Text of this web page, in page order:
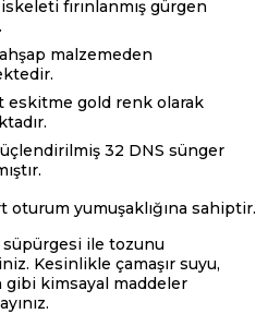
fırınlanmış gürgen
malzemeden
eskitme gold renk olarak
32 DNS sünger
oturum yumuşaklığına sahiptir.
ile tozunu
Kesinlikle çamaşır suyu,
gibi kimsayal maddeler